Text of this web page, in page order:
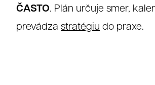
ČASTO. Plán určuje smer,
prevádza stratégiu do praxe.